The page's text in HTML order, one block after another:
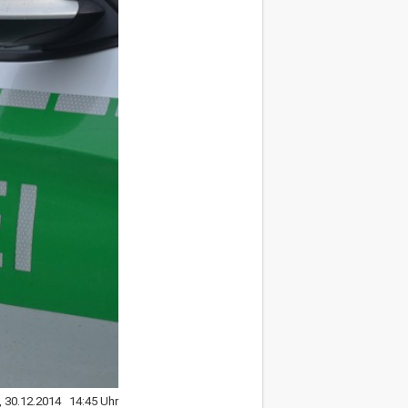
30.12.2014 14:45 Uhr